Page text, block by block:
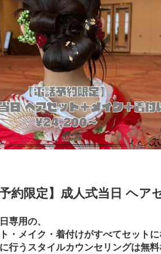
予約限定】成人式当日 ヘ
専用の、
・メイク・着付けがすべてセットに
行うスタイルカウンセリングは無料